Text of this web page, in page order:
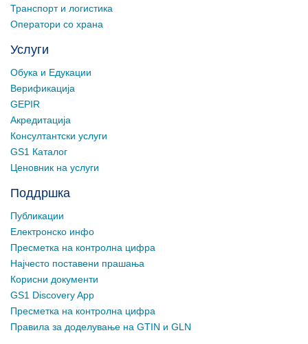
Транспорт и логистика
Оператори со храна
Услуги
Обука и Едукации
Верификација
GEPIR
Акредитација
Консултантски услуги
GS1 Каталог
Ценовник на услуги
Поддршка
Публикации
Електронско инфо
Пресметка на контролна цифра
Најчесто поставени прашања
Корисни документи
GS1 Discovery App
Пресметка на контролна цифра
Правила за доделување на GTIN и GLN